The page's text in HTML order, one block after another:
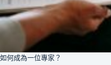
如何成為一位專家？